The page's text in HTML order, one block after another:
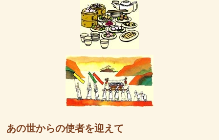
あの世からの使者を迎えて